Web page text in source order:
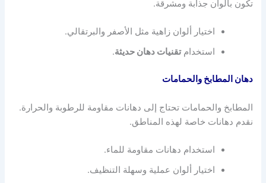
تكون بألوان جذابة ومشرقة.
اختيار ألوان زاهية مثل الأصفر والبرتقالي.
استخدامتقنيات دهان حديثة.
دهان المطابخ والحمامات
المطابخ والحمامات تحتاج إلى دهانات مقاومة للرطوبة والحرارة.
نقدم دهانات خاصة لهذه المناطق.
استخدام دهانات مقاومة للماء.
اختيار ألوان عملية وسهلة التنظيف.